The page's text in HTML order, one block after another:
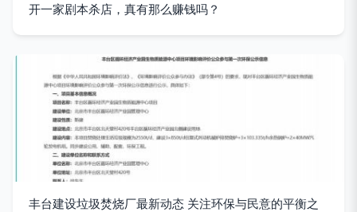
开一家剧本杀店，真有那么赚钱吗？
丰台建设垃圾焚烧厂最新动态 关注环保与民意的平衡之